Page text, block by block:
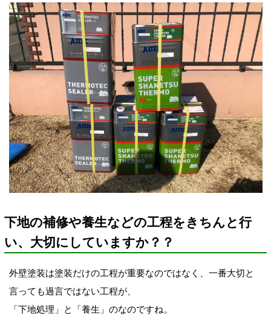
下地の補修や養生などの工程をきちんと行
い、大切にしていますか？？
外壁塗装は塗装だけの工程が重要なのではなく、一番大切と
言っても過言ではない工程が、
「下地処理」と「養生」のなのですね。